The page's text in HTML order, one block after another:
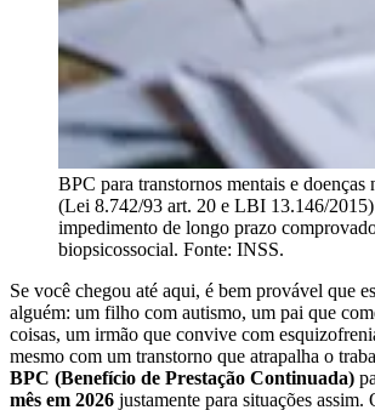
BPC para transtornos mentais e doenças
(Lei 8.742/93 art. 20 e LBI 13.146/
impedimento de longo prazo
biopsicossocial. Fonte: INSS.
Se você chegou até aqui, é bem provável que
alguém: um filho com autismo, um pai que
coisas, um irmão que convive com
mesmo com um transtorno que atrapalha o
BPC (Benefício de Prestação Continuada)
mês em 2026 justamente para situações assim.